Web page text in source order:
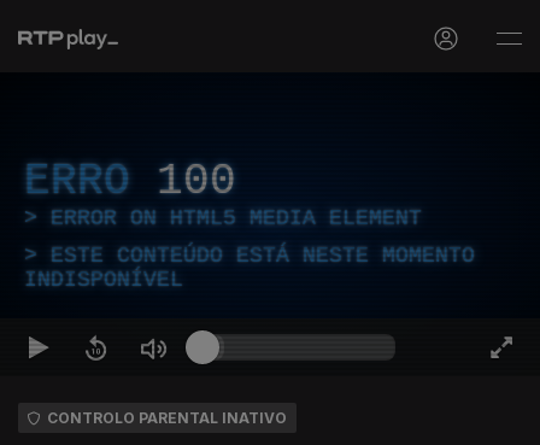
ERRO 100
ERROR ON HTML5 MEDIA ELEMENT
ESTE CONTEÚDO ESTÁ NESTE MOMENTO
INDISPONÍVEL
CONTROLO PARENTAL INATIVO